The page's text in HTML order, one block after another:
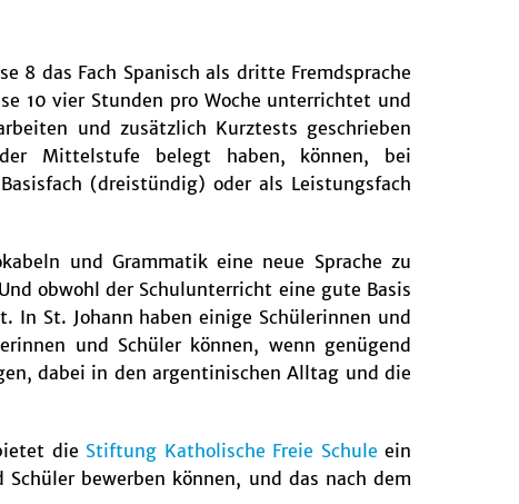
8 das Fach Spanisch als dritte Fremdsprache
10 vier Stunden pro Woche unterrichtet und
und zusätzlich Kurztests geschrieben
Mittelstufe belegt haben, können, bei
(dreistündig) oder als Leistungsfach
und Grammatik eine neue Sprache zu
obwohl der Schulunterricht eine gute Basis
In St. Johann haben einige Schülerinnen und
und Schüler können, wenn genügend
dabei in den argentinischen Alltag und die
die Stiftung Katholische Freie Schule ein
bewerben können, und das nach dem